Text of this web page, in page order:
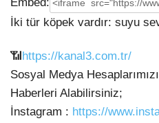
İki tür köpek vardır: suyu
📶https://kanal3.com.tr/
Sosyal Medya
Haberleri Alabilirsiniz;
İnstagram : https://